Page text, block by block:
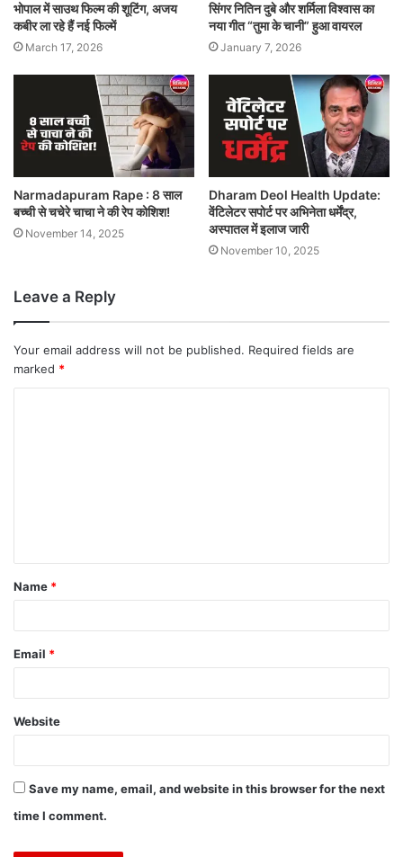
भोपाल में साउथ फिल्म की शूटिंग, अजय
कबीर ला रहे हैं नई फिल्में
March 17, 2026
सिंगर नितिन दुबे और शर्मिला विश्वास का
नया गीत “तुमा के चानी” हुआ वायरल
January 7, 2026
Narmadapuram Rape : 8 साल
बच्ची से चचेरे चाचा ने की रेप कोशिश!
November 14, 2025
Dharam Deol Health Update:
वेंटिलेटर सपोर्ट पर अभिनेता धर्मेंद्र,
अस्पातल में इलाज जारी
November 10, 2025
Leave a Reply
Your email address will not be published. Required fields are
marked *
Name *
Email *
Website
Save my name, email, and website in this browser for the next
time I comment.